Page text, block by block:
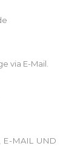
via E-Mail.
E-MAIL UND